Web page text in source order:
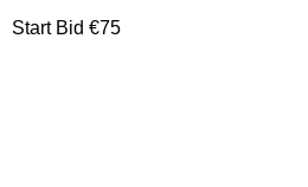
Start Bid €75